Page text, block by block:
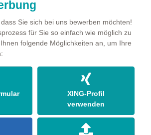
Sie sich bei uns bewerben möchten!
für Sie so einfach wie möglich zu
folgende Möglichkeiten an, um Ihre
XING-Profil
verwenden